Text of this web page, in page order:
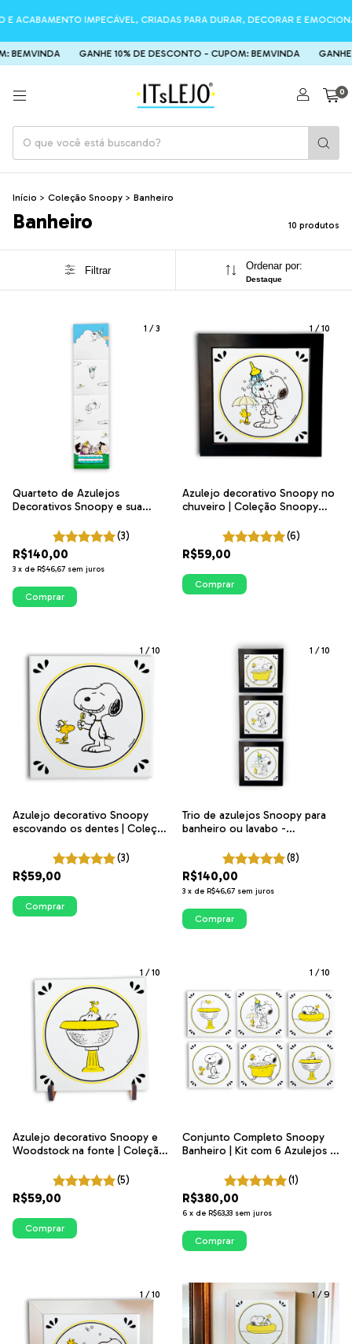
IMPECÁVEL, CRIADAS PARA DURAR, DECORAR E EMOCIONAR! ❤️
GANHE 10% DE DESCONTO - CUPOM: BEMVINDA GANHE 10%
0
Início > Coleção Snoopy > Banheiro
Banheiro 10 produtos
Filtrar Ordenar por:
Destaque
1 /3
Quarteto de Azulejos
Decorativos Snoopy e sua
Banheiro
(3)
R$140,00
3 x de R$46,67 sem juros
Comprar
1/10
Azulejo decorativo Snoopy no
chuveiro | Coleção Snoopy
(6)
R$59,00
Comprar
1 /10
Azulejo decorativo Snoopy
escovando os dentes | Coleção
(3)
R$59,00
Comprar
1 /10
Trio de azulejos Snoopy para
banheiro ou lavabo -
(8)
R$140,00
3 x de R$46,67 sem juros
Comprar
1 /10
Azulejo decorativo Snoopy e
Woodstock na fonte | Coleção
(5)
R$59,00
Comprar
1 /10
Conjunto Completo Snoopy
Banheiro | Kit com 6 Azulejos |
(1)
R$380,00
6 x de R$63,33 sem juros
Comprar
1 /10 1/9